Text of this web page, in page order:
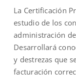
La Certificación
estudio de los
administración
Desarrollará
y destrezas que
facturación